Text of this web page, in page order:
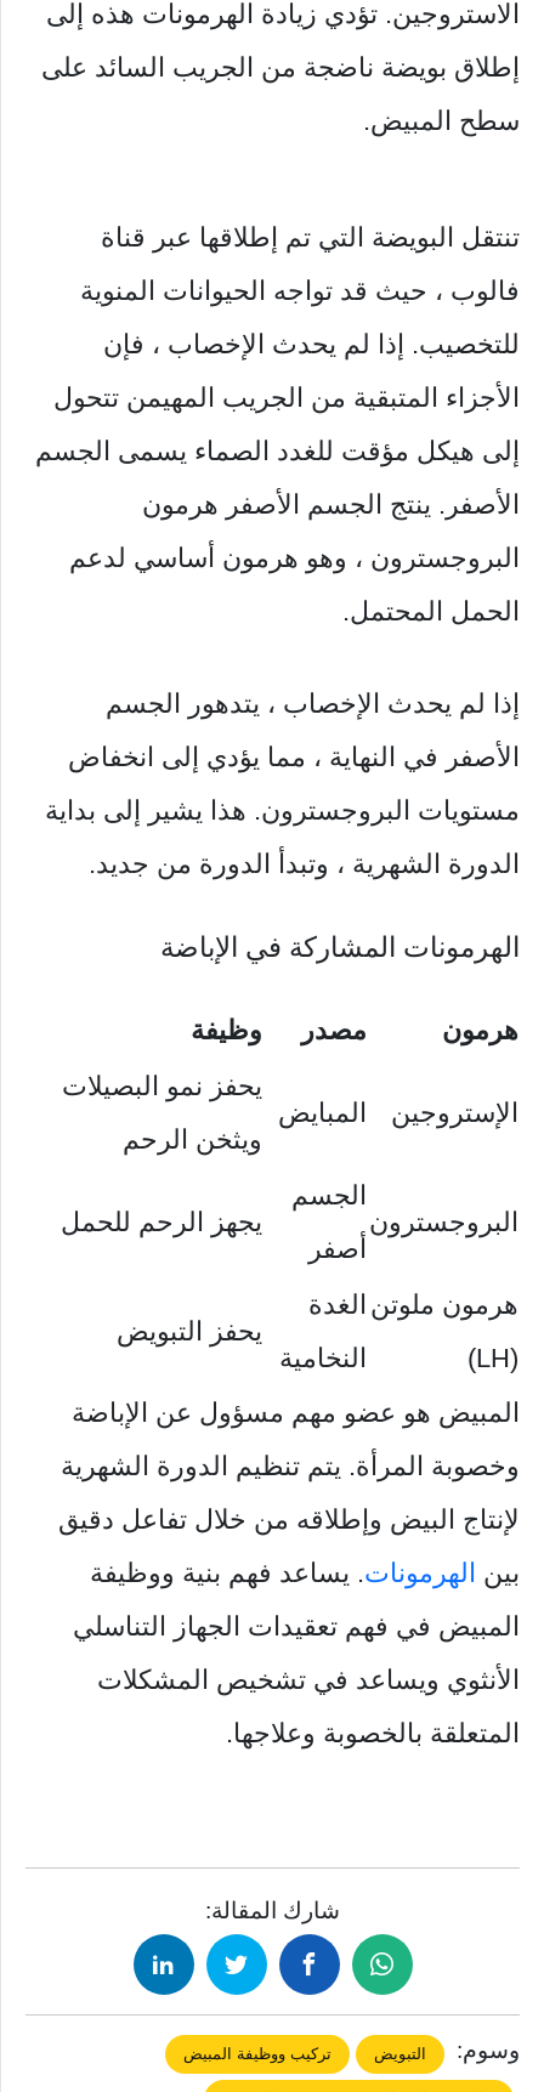
الاستروجين. تؤدي زيادة الهرمونات هذه إلى
إطلاق بويضة ناضجة من الجريب السائد على
سطح المبيض.
تنتقل البويضة التي تم إطلاقها عبر قناة
فالوب ، حيث قد تواجه الحيوانات المنوية
للتخصيب. إذا لم يحدث الإخصاب ، فإن
الأجزاء المتبقية من الجريب المهيمن تتحول
إلى هيكل مؤقت للغدد الصماء يسمى الجسم
الأصفر. ينتج الجسم الأصفر هرمون
البروجسترون ، وهو هرمون أساسي لدعم
الحمل المحتمل.
إذا لم يحدث الإخصاب ، يتدهور الجسم
الأصفر في النهاية ، مما يؤدي إلى انخفاض
مستويات البروجسترون. هذا يشير إلى بداية
الدورة الشهرية ، وتبدأ الدورة من جديد.
الهرمونات المشاركة في الإباضة
هرمون مصدر وظيفة
الإستروجين المبايض
يحفز نمو البصيلات
ويثخن الرحم
البروجسترون
الجسم
أصفر
يجهز الرحم للحمل
هرمون ملوتن
(LH)
الغدة
النخامية
يحفز التبويض
المبيض هو عضو مهم مسؤول عن الإباضة
وخصوبة المرأة. يتم تنظيم الدورة الشهرية
لإنتاج البيض وإطلاقه من خلال تفاعل دقيق
بين الهرمونات. يساعد فهم بنية ووظيفة
المبيض في فهم تعقيدات الجهاز التناسلي
الأنثوي ويساعد في تشخيص المشكلات
المتعلقة بالخصوبة وعلاجها.
شارك المقالة:
وسوم: التبويض تركيب ووظيفة المبيض